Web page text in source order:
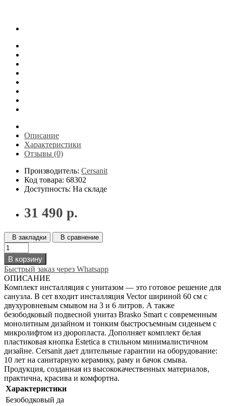
Описание
Характеристики
Отзывы (0)
Производитель: Cersanit
Код товара: 68302
Доступность: На складе
31 490 р.
В закладки В сравнение
В корзину
Быстрый заказ через Whatsapp
ОПИСАНИЕ
Комплект инсталляция с унитазом — это готовое решение для
санузла. В сет входит инсталляция Vector шириной 60 см с
двухуровневым смывом на 3 и 6 литров. А также
безободковый подвесной унитаз Brasko Smart с современным
монолитным дизайном и тонким быстросъемным сиденьем с
микролифтом из дюропласта. Дополняет комплект белая
пластиковая кнопка Estetica в стильном минималистичном
дизайне. Cersanit дает длительные гарантии на оборудование:
10 лет на санитарную керамику, раму и бачок смыва.
Продукция, созданная из высококачественных материалов,
практична, красива и комфортна.
Характеристики
Безободковый да